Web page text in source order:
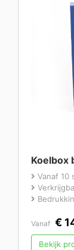
Koelbox
Vanaf 10
Vanaf €
Bekijk